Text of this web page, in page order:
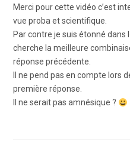
Merci pour cette vidéo c’est
vue proba et scientifique.
Par contre je suis étonné dans
cherche la meilleure
réponse précédente.
Il ne pend pas en compte lors
première réponse.
Il ne serait pas amnésique ?